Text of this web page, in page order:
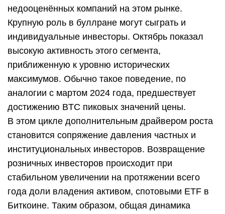
недооценённых компаний на этом рынке.
Крупную роль в буллране могут сыграть и
индивидуальные инвесторы. Октябрь показал
высокую активность этого сегмента,
приближенную к уровню исторических
максимумов. Обычно такое поведение, по
аналогии с мартом 2024 года, предшествует
достижению BTC пиковых значений цены.
В этом цикле дополнительным драйвером роста
становится сопряжение давления частных и
институциональных инвесторов. Возвращение
розничных инвесторов происходит при
стабильном увеличении на протяжении всего
года доли владения активом, спотовыми ETF в
Биткоине. Таким образом, общая динамика